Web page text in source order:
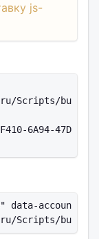
js-
Scripts/
6A94-47D5-
account-